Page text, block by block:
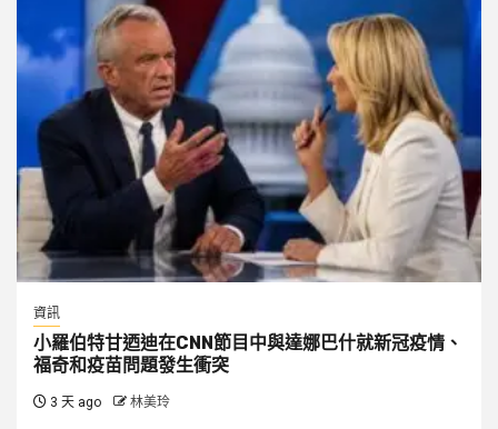
資訊
小羅伯特甘迺迪在CNN節目中與達娜巴什就新冠疫情、
福奇和疫苗問題發生衝突
3 天 ago 林美玲